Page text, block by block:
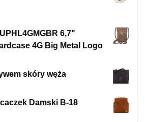
6,7"
4G Big Metal Logo
skóry węża
Damski B-18